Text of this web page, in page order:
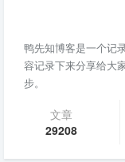
鸭先知博客是一个记
容记录下来分享给大
步。
文章
29208